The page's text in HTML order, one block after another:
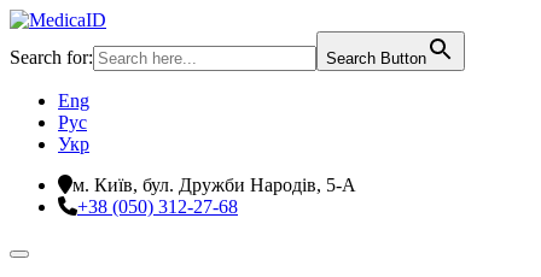
Search for: Search Button
Eng
Рус
Укр
м. Київ, бул. Дружби Народів, 5-А
+38 (050) 312-27-68